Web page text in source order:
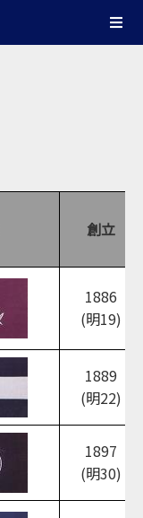
創立
1886
(明19)
1889
(明22)
1897
(明30)